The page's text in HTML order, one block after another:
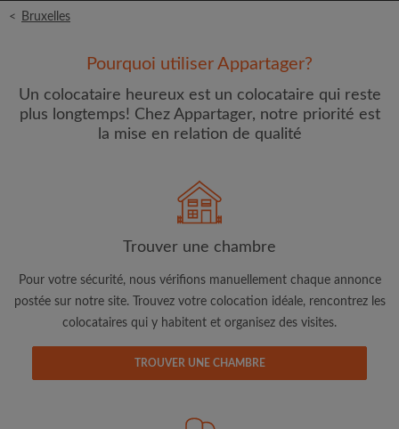
Adresse email
< Bruxelles
Pourquoi utiliser Appartager?
Un colocataire heureux est un colocataire qui reste
plus longtemps! Chez Appartager, notre priorité est
la mise en relation de qualité
Trouver une chambre
Pour votre sécurité, nous vérifions manuellement chaque annonce
postée sur notre site. Trouvez votre colocation idéale, rencontrez les
colocataires qui y habitent et organisez des visites.
TROUVER UNE CHAMBRE